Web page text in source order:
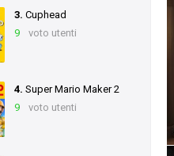
3. Cuphead
9
voto utenti
4. Super Mario Maker 2
9
voto utenti